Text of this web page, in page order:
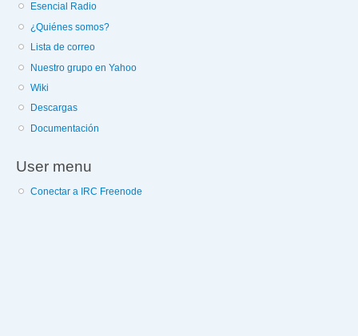
Esencial Radio
¿Quiénes somos?
Lista de correo
Nuestro grupo en Yahoo
Wiki
Descargas
Documentación
User menu
Conectar a IRC Freenode